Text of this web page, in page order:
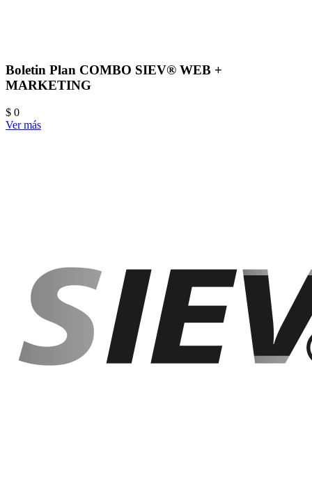
Boletin Plan COMBO SIEV® WEB +
MARKETING
$ 0
Ver más